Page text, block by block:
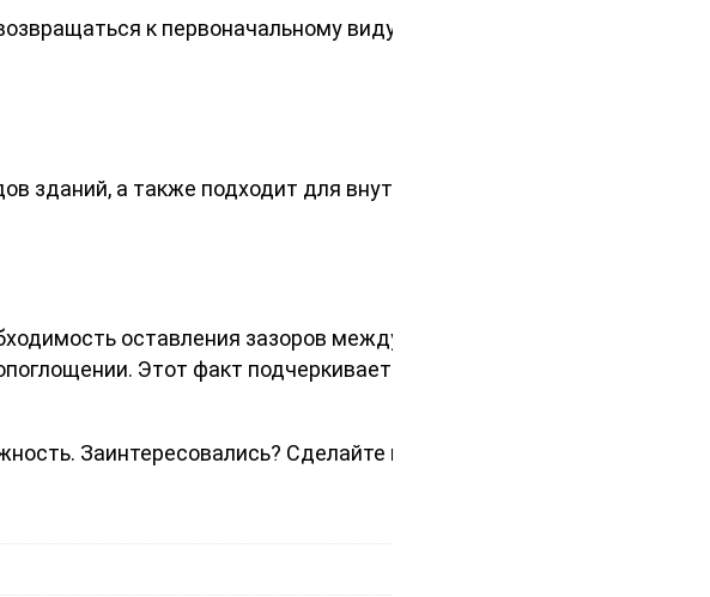
к первоначальному виду после
зданий, а также подходит для внутренней
оставления зазоров между блоками
Этот факт подчеркивает важность
Заинтересовались? Сделайте правильный